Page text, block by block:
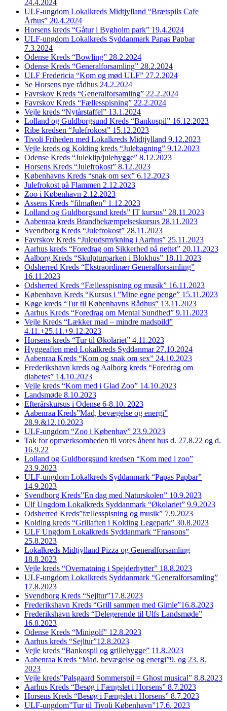
24.4.2024
ULF-ungdom Lokalkreds Midtjylland “Brætspils Cafe
Århus” 20.4.2024
Horsens kreds “Gåtur i Bygholm park” 19.4.2024
ULF-ungdom Lokalkreds Syddanmark Papas Papbar
7.3.2024
Odense Kreds “Bowling” 28.2.2024
Odense Kreds “Generalforsamling” 28.2.2024
ULF Fredericia “Kom og mød ULF” 27.2.2024
Se Horsens nye rådhus 24.2.2024
Favrskov Kreds “Generalforsamling” 22.2.2024
Favrskov Kreds “Fællesspisning” 22.2.2024
Vejle kreds “Nytårstaffel” 13.1.2024
Lolland og Guldborgsund Kreds “Bankospil” 16.12.2023
Ribe kredsen “Julefrokost” 15.12.2023
Tivoli Friheden med Lokalkreds Midtjylland 9.12.2023
Vejle kreds og Kolding kreds “Julebagning” 9.12.2023
Odense Kreds “Juleklip/julehygge” 8.12.2023
Horsens Kreds “Julefrokost” 8.12.2023
Københavns Kreds “snak om sex” 6.12.2023
Julefrokost på Flammen 2.12.2023
Zoo i København 2.12.2023
Assens Kreds “filmaften” 1.12.2023
Lolland og Guldborgsund kreds” IT kursus” 28.11.2023
Aabenraa kreds Brandbekæmpelseskursus 28.11.2023
Svendborg Kreds “Julefrokost” 28.11.2023
Favrskov Kreds “Juleudsmykning i Aarhus” 25.11.2023
Aarhus kreds “Foredrag om Sikkerhed på nettet” 20.11.2023
Aalborg Kreds “Skulpturparken i Blokhus” 18.11.2023
Odsherred Kreds “Ekstraordinær Generalforsamling”
16.11.2023
Odsherred Kreds “Fællesspisning og musik” 16.11.2023
København Kreds “Kursus i ”Mine egne penge” 15.11.2023
Køge kreds “Tur til Københavns Rådhus” 13.11.2023
Aarhus Kreds “Foredrag om Mental Sundhed” 9.11.2023
Vejle Kreds “Lækker mad – mindre madspild”
4.11.+25.11.+9.12.2023
Horsens kreds “Tur til Økolariet” 4.11.2023
Hyggeaften med Lokalkreds Syddanmar 27.10.2024
Aabenraa Kreds “Kom og snak om sex” 24.10.2023
Frederikshavn kreds og Aalborg kreds “Foredrag om
diabetes” 14.10.2023
Vejle kreds “Kom med i Glad Zoo” 14.10.2023
Landsmøde 8.10.2023
Efterårskursus i Odense 6-8.10. 2023
Aabenraa Kreds”Mad, bevægelse og energi”
28.9.&12.10.2023
ULF-ungdom “Zoo i Københav” 23.9.2023
Tak for opmærksomheden til vores åbent hus d. 27.8.22 og d.
16.9.22
Lolland og Guldborgsund kredsen “Kom med i zoo”
23.9.2023
ULF-ungdom Lokalkreds Syddanmark “Papas Papbar”
14.9.2023
Svendborg Kreds”En dag med Naturskolen” 10.9.2023
Ulf Ungdom Lokalkreds Syddanmark “Økolariet” 9.9.2023
Odsherred Kreds”fællesspisning og musik” 7.9.2023
Kolding kreds “Grillaften i Kolding Legepark” 30.8.2023
ULF Ungdom Lokalkreds Syddanmark “Fransons”
25.8.2023
Lokalkreds Midtjylland Pizza og Generalforsamling
18.8.2023
Vejle kreds “Overnatning i Spejderhytter” 18.8.2023
ULF-ungdom Lokalkreds Syddanmark “Generalforsamling”
17.8.2023
Svendborg Kreds “Sejltur”17.8.2023
Frederikshavn Kreds “Grill sammen med Gimle”16.8.2023
Frederikshavn kreds “Delegerende til Ulfs Landsmøde”
16.8.2023
Odense Kreds “Minigolf” 12.8.2023
Aarhus kreds “Sejltur”12.8.2023
Vejle kreds “Bankospil og grillehygge” 11.8.2023
Aabenraa Kreds “Mad, bevægelse og energi”9. og 23. 8.
2023
Vejle kreds”Palsgaard Sommerspil = Ghost musical” 8.8.2023
Aarhus Kreds “Besøg i Fængslet i Horsens” 8.7.2023
Horsens Kreds “Besøg i Fængslet i Horsens” 8.7.2023
ULF-ungdom”Tur til Tivoli København”17.6. 2023